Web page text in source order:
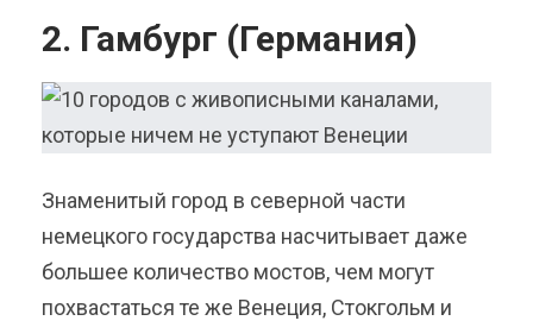
2. Гамбург (Германия)
Знаменитый город в северной части
немецкого государства насчитывает даже
большее количество мостов, чем могут
похвастаться те же Венеция, Стокгольм и